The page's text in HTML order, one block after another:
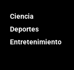
Ciencia
Deportes
Entretenimiento